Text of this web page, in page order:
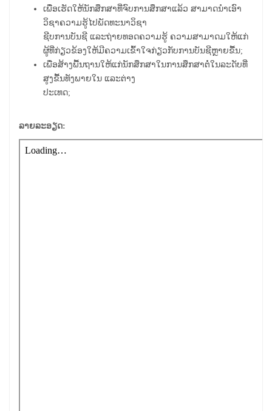
ເພື່ອເຮັດໃຫ້ນັກສຶກສາທີ່ຈົບການສຶກສາແລ້ວ ສາມາດນໍາເອົາ
ວິຊາຄວາມຮູ້ໄປພັດທະນາວິຊາ
ຊີບການບັນຊີ ແລະຖ່າຍທອດຄວາມຮູ້ ຄວາມສາມາດມໃຫ້ແກ່
ຜູ້ທີ່ກ່ຽວຂ້ອງໃຫ້ມີຄວາມເຂົ້າໃຈກ່ຽວກັບການບັນຊີຫຼາຍຂື້ນ;
ເພື່ອສ້າງພື້ນຖານໃຫ້ແກ່ນັກສຶກສາໃນການສຶກສາຕໍ່ໃນລະດັບທີ່
ສູງຂື້ນທັງພາຍໃນ ແລະຕ່າງ
ປະເທດ;
ລາຍລະອຽດ: